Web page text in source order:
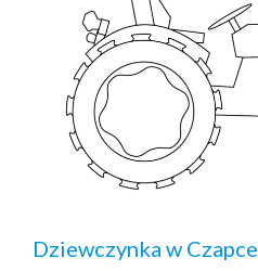
Dziewczynka w Czapce